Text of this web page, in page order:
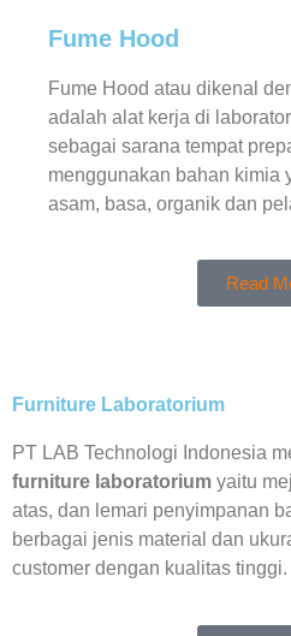
Fume Hood
Fume Hood atau dikenal
adalah alat kerja di
sebagai sarana tempat
menggunakan bahan kimia
asam, basa, organik dan
Read
Furniture Laboratorium
PT LAB Technologi Indonesia
furniture laboratorium yaitu
atas, dan lemari penyimpanan
berbagai jenis material dan
customer dengan kualitas tinggi.